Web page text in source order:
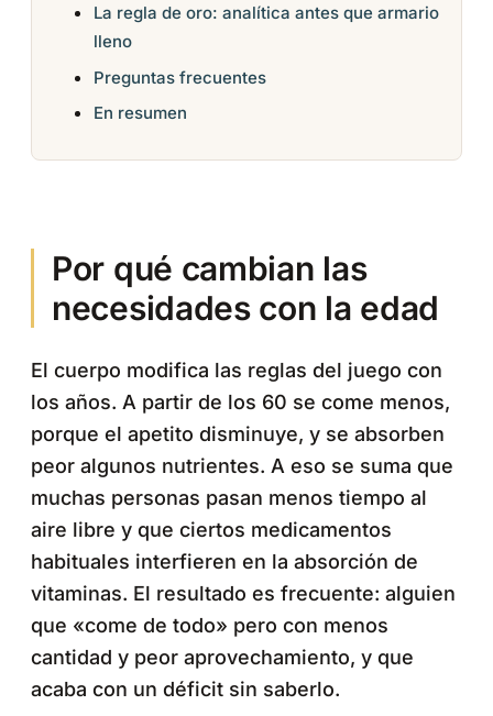
La regla de oro: analítica antes que armario
lleno
Preguntas frecuentes
En resumen
Por qué cambian las
necesidades con la edad
El cuerpo modifica las reglas del juego con
los años. A partir de los 60 se come menos,
porque el apetito disminuye, y se absorben
peor algunos nutrientes. A eso se suma que
muchas personas pasan menos tiempo al
aire libre y que ciertos medicamentos
habituales interfieren en la absorción de
vitaminas. El resultado es frecuente: alguien
que «come de todo» pero con menos
cantidad y peor aprovechamiento, y que
acaba con un déficit sin saberlo.